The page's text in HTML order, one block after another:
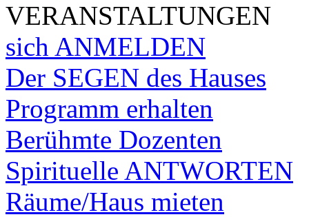
VERANSTALTUNGEN
sich ANMELDEN
Der SEGEN des Hauses
Programm erhalten
Berühmte Dozenten
Spirituelle ANTWORTEN
Räume/Haus mieten